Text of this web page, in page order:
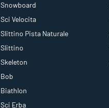
Snowboard
Sci Velocita
Slittino Pista Naturale
Slittino
Skeleton
Bob
Biathlon
Sci Erba